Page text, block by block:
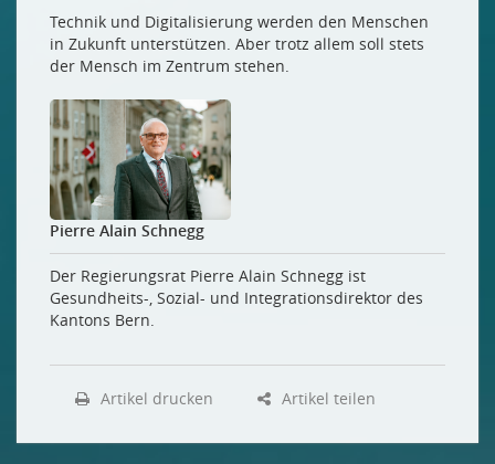
Technik und Digitalisierung werden den Menschen
in Zukunft unterstützen. Aber trotz allem soll stets
der Mensch im Zentrum stehen.
Pierre Alain Schnegg
Der Regierungsrat Pierre Alain Schnegg ist
Gesundheits-, Sozial- und Integrationsdirektor des
Kantons Bern.
Artikel drucken Artikel teilen